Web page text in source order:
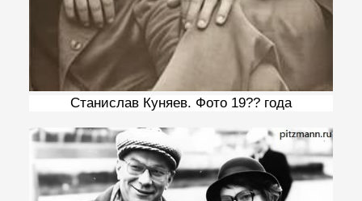
Станислав Куняев. Фото 19?? года